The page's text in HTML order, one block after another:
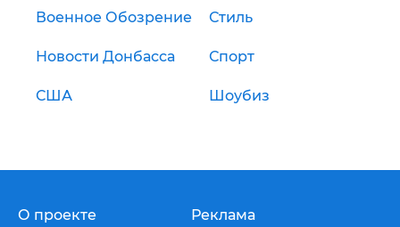
Военное Обозрение Стиль
Новости Донбасса Спорт
США Шоубиз
О проекте Реклама